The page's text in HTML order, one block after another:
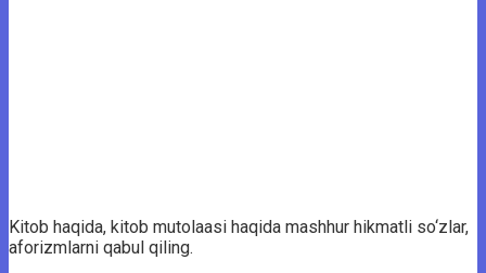
Kitob haqida, kitob mutolaasi haqida mashhur hikmatli so‘zlar,
aforizmlarni qabul qiling.